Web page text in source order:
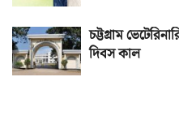
চট্টগ্রাম
দিবস কাল